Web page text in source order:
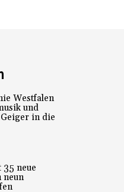
Westfalen
und
in die
neue
neun